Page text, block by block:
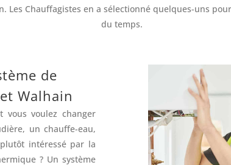
Les Chauffagistes en a sélectionné quelques-uns
du temps.
de
Walhain
vous voulez changer
un chauffe-eau,
intéressé par la
? Un système